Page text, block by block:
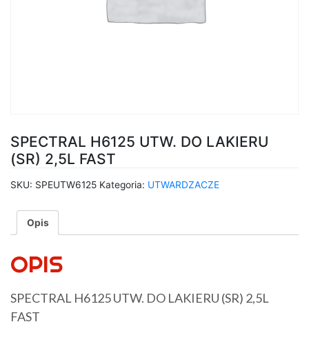
SPECTRAL H6125 UTW. DO LAKIERU
(SR) 2,5L FAST
SKU: SPEUTW6125 Kategoria: UTWARDZACZE
Opis
OPIS
SPECTRAL H6125 UTW. DO LAKIERU (SR) 2,5L
FAST